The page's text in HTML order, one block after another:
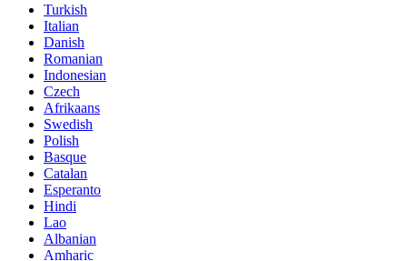
Turkish
Italian
Danish
Romanian
Indonesian
Czech
Afrikaans
Swedish
Polish
Basque
Catalan
Esperanto
Hindi
Lao
Albanian
Amharic